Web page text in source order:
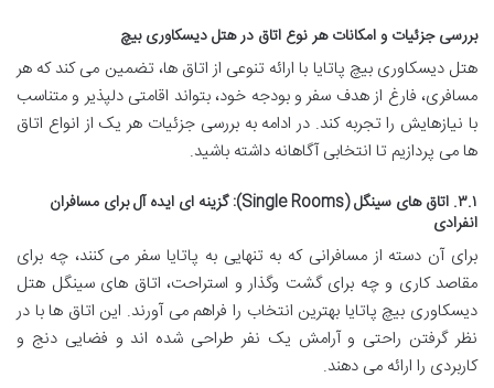
بررسی جزئیات و امکانات هر نوع اتاق در هتل دیسکاوری بیچ
هتل دیسکاوری بیچ پاتایا با ارائه تنوعی از اتاق ها، تضمین می کند که هر
مسافری، فارغ از هدف سفر و بودجه خود، بتواند اقامتی دلپذیر و متناسب
با نیازهایش را تجربه کند. در ادامه به بررسی جزئیات هر یک از انواع اتاق
ها می پردازیم تا انتخابی آگاهانه داشته باشید.
۳.۱. اتاق های سینگل (Single Rooms): گزینه ای ایده آل برای مسافران
انفرادی
برای آن دسته از مسافرانی که به تنهایی به پاتایا سفر می کنند، چه برای
مقاصد کاری و چه برای گشت وگذار و استراحت، اتاق های سینگل هتل
دیسکاوری بیچ پاتایا بهترین انتخاب را فراهم می آورند. این اتاق ها با در
نظر گرفتن راحتی و آرامش یک نفر طراحی شده اند و فضایی دنج و
کاربردی را ارائه می دهند.